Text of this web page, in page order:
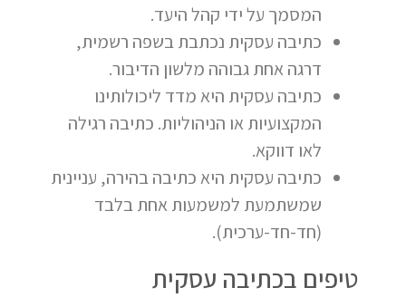
המסמך על ידי קהל היעד.
כתיבה עסקית נכתבת בשפה רשמית,
דרגה אחת גבוהה מלשון הדיבור.
כתיבה עסקית היא מדד ליכולותינו
המקצועיות או הניהוליות. כתיבה רגילה
לאו דווקא.
כתיבה עסקית היא כתיבה בהירה, עניינית
שמשתמעת למשמעות אחת בלבד
(חד-חד-ערכית).
טיפים בכתיבה עסקית